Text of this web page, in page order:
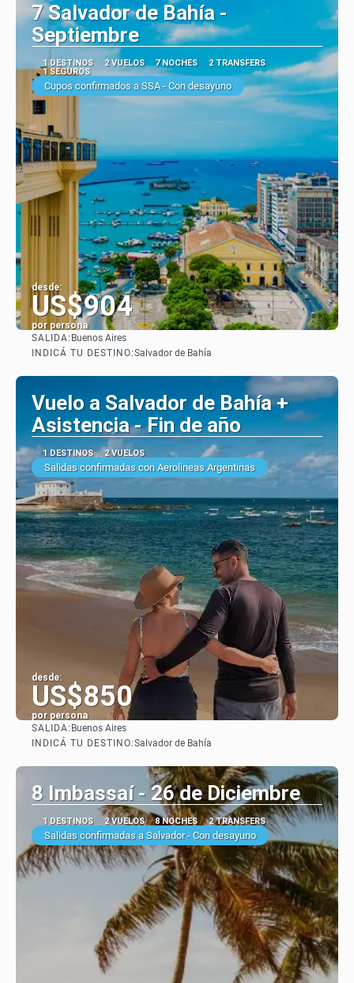
7 Salvador de Bahía -
Septiembre
1 DESTINOS 2 VUELOS 7 NOCHES
2 TRANSFERS
1 SEGUROS
Cupos confirmados a SSA - Con desayuno
desde:
US$904
por persona
SALIDA: Buenos Aires
INDICÁ TU DESTINO:Salvador de Bahía
Vuelo a Salvador de Bahía +
Asistencia - Fin de año
1 DESTINOS 2 VUELOS
Salidas confirmadas con Aerolineas Argentinas
desde:
US$850
por persona
SALIDA: Buenos Aires
INDICÁ TU DESTINO:Salvador de Bahía
8 Imbassaí - 26 de Diciembre
1 DESTINOS 2 VUELOS 8 NOCHES 2 TRANSFERS
Salidas confirmadas a Salvador - Con desayuno